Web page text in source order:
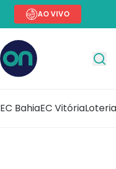
AO VIVO
EC BahiaEC Vitória